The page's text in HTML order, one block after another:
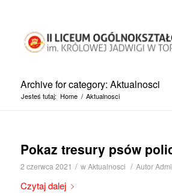
Archive for category: Aktualnosci
Jesteś tutaj: Home / Aktualnosci
Pokaz tresury psów
2 czerwca 2021 / wAktualnosci / Autor
Czytaj dalej